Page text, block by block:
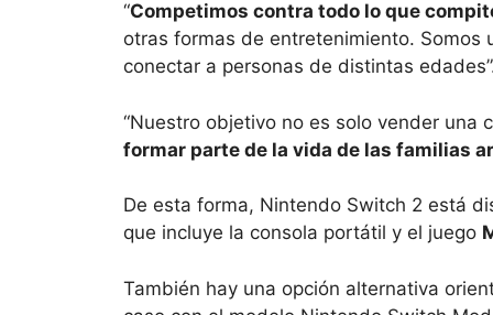
“Competimos contra todo lo que
otras formas de entretenimiento. Somos
conectar a personas de distintas
“Nuestro objetivo no es solo vender una
formar parte de la vida de las familias
De esta forma, Nintendo Switch 2 está
que incluye la consola portátil y el juego
También hay una opción alternativa